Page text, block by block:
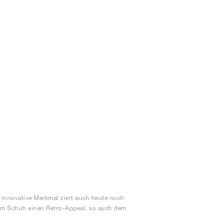
Merkmal ziert auch heute noch
Schuh einen Retro-Appeal, so auch dem